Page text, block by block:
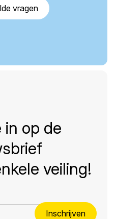
vragen
in op de
veiling!
Inschrijven